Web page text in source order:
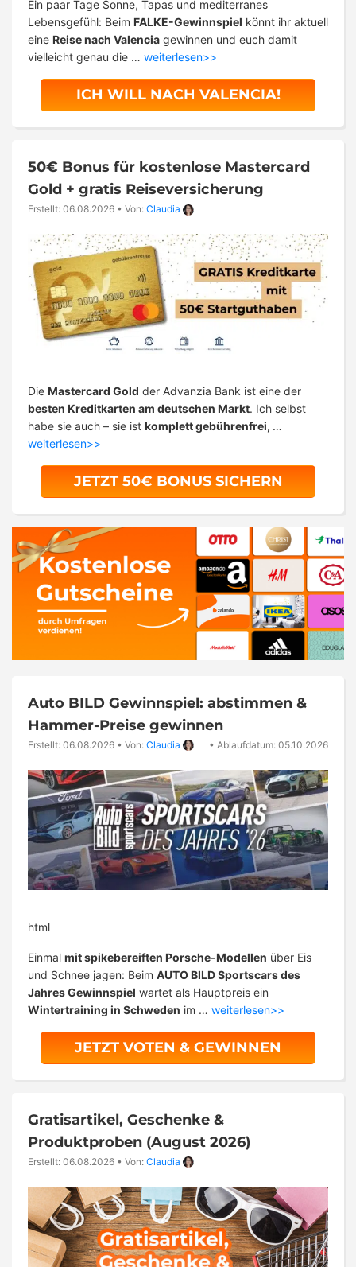
Ein paar Tage Sonne, Tapas und mediterranes
Lebensgefühl: Beim FALKE-Gewinnspiel könnt ihr aktuell
eine Reise nach Valencia gewinnen und euch damit
vielleicht genau die … weiterlesen>>
ICH WILL NACH VALENCIA!
50€ Bonus für kostenlose Mastercard
Gold + gratis Reiseversicherung
Erstellt: 06.08.2026 • Von: Claudia
Die Mastercard Gold der Advanzia Bank ist eine der
besten Kreditkarten am deutschen Markt. Ich selbst
habe sie auch – sie ist komplett gebührenfrei, …
weiterlesen>>
JETZT 50€ BONUS SICHERN
Auto BILD Gewinnspiel: abstimmen &
Hammer-Preise gewinnen
Erstellt: 06.08.2026 • Von: Claudia • Ablaufdatum: 05.10.2026
html
Einmal mit spikebereiften Porsche-Modellen über Eis
und Schnee jagen: Beim AUTO BILD Sportscars des
Jahres Gewinnspiel wartet als Hauptpreis ein
Wintertraining in Schweden im … weiterlesen>>
JETZT VOTEN & GEWINNEN
Gratisartikel, Geschenke &
Produktproben (August 2026)
Erstellt: 06.08.2026 • Von: Claudia